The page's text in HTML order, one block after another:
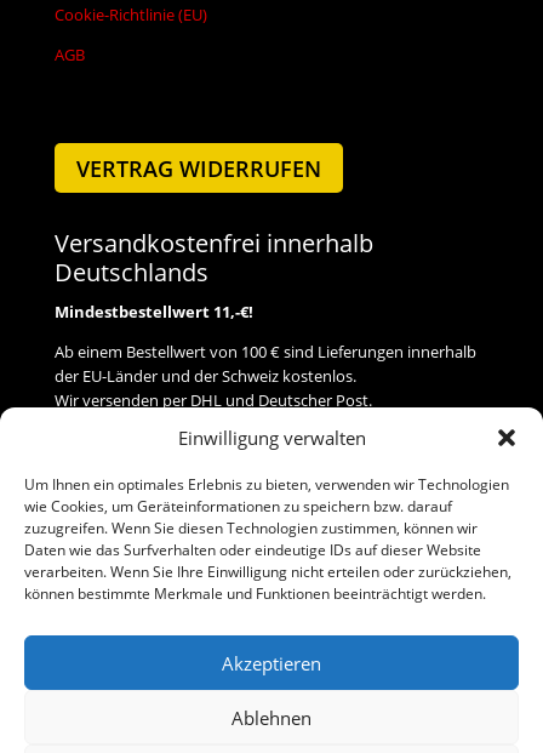
Einwilligung verwalten
Um Ihnen ein optimales Erlebnis zu bieten, verwenden wir Technologien
wie Cookies, um Geräteinformationen zu speichern bzw. darauf
zuzugreifen. Wenn Sie diesen Technologien zustimmen, können wir
Daten wie das Surfverhalten oder eindeutige IDs auf dieser Website
verarbeiten. Wenn Sie Ihre Einwilligung nicht erteilen oder zurückziehen,
können bestimmte Merkmale und Funktionen beeinträchtigt werden.
Akzeptieren
Ablehnen
Cookie-Richtlinie (EU)
AGB
VERTRAG WIDERRUFEN
Versandkostenfrei innerhalb
Deutschlands
Mindestbestellwert 11,-€!
Ab einem Bestellwert von 100 € sind Lieferungen innerhalb
der EU-Länder und der Schweiz kostenlos.
Wir versenden per DHL und Deutscher Post.
Versand
Zahlung
Baumann Modellspielwaren
Telefon (0 91 61) 33 84